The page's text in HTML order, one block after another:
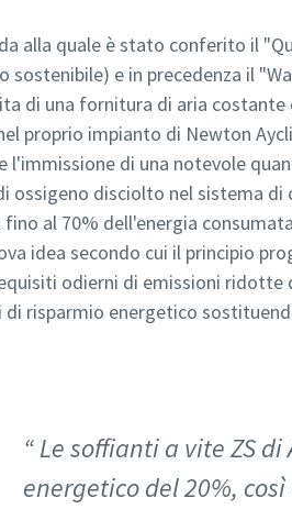
alla quale è stato conferito il
sostenibile) e in precedenza il
di una fornitura di aria
proprio impianto di Newton
l'immissione di una notevole
ossigeno disciolto nel sistema
fino al 70% dell'energia
idea secondo cui il principio
odierni di emissioni
risparmio energetico
Le soffianti a vite ZS
energetico del 20%,